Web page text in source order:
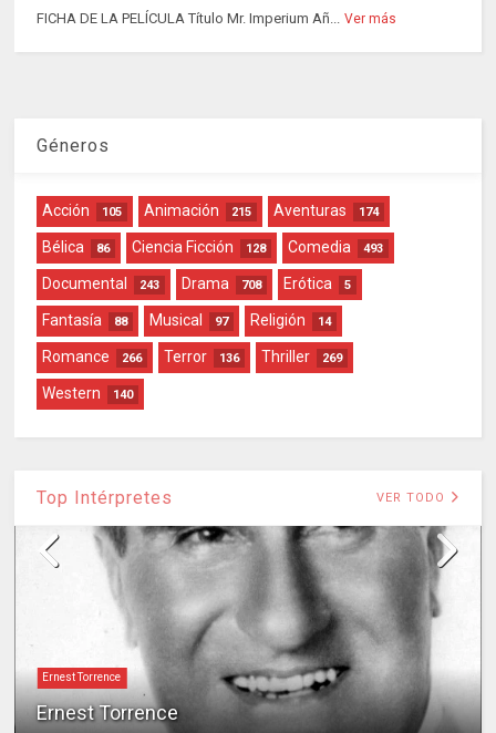
FICHA DE LA PELÍCULA Título Mr. Imperium Añ... Ver más
Géneros
Acción 105 Animación 215 Aventuras 174
Bélica 86 Ciencia Ficción 128 Comedia 493
Documental 243 Drama 708 Erótica 5
Fantasía 88 Musical 97 Religión 14
Romance 266 Terror 136 Thriller 269
Western 140
Top Intérpretes VER TODO
Ernest Torrence
Ernest Torrence